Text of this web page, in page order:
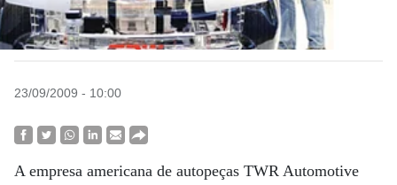
23/09/2009 - 10:00
A empresa americana de autopeças TWR Automotive